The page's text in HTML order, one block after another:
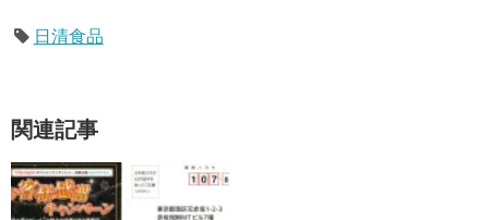
日清食品
関連記事